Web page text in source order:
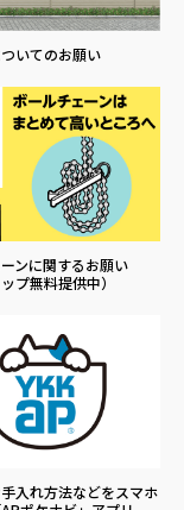
いてのお願い
ンに関するお願い
プ無料提供中）
入れ方法などをスマホ